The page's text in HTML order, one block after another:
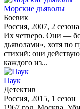
Морские дьяволы
Боевик
Россия, 2007, 2 сезона
Их четверо. Они —
дьяволами», хотя по
стихий: они
каждого из...
Паук
Детектив
Россия, 2015, 1 сезон
1967 год. Москва.